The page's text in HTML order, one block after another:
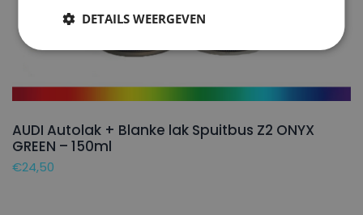
AUDI Autolak + Blanke lak Spuitbus Z2 ONYX
GREEN – 150ml
€24,50
DETAILS WEERGEVEN